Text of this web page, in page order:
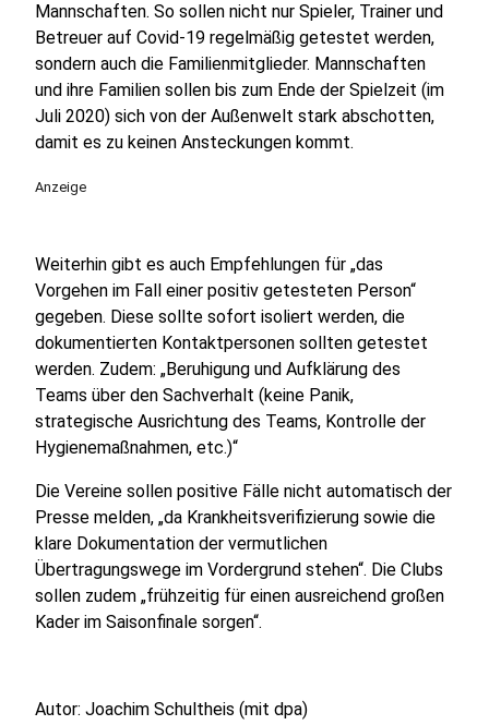
Mannschaften. So sollen nicht nur Spieler, Trainer und
Betreuer auf Covid-19 regelmäßig getestet werden,
sondern auch die Familienmitglieder. Mannschaften
und ihre Familien sollen bis zum Ende der Spielzeit (im
Juli 2020) sich von der Außenwelt stark abschotten,
damit es zu keinen Ansteckungen kommt.
Anzeige
Weiterhin gibt es auch Empfehlungen für „das
Vorgehen im Fall einer positiv getesteten Person“
gegeben. Diese sollte sofort isoliert werden, die
dokumentierten Kontaktpersonen sollten getestet
werden. Zudem: „Beruhigung und Aufklärung des
Teams über den Sachverhalt (keine Panik,
strategische Ausrichtung des Teams, Kontrolle der
Hygienemaßnahmen, etc.)“
Die Vereine sollen positive Fälle nicht automatisch der
Presse melden, „da Krankheitsverifizierung sowie die
klare Dokumentation der vermutlichen
Übertragungswege im Vordergrund stehen“. Die Clubs
sollen zudem „frühzeitig für einen ausreichend großen
Kader im Saisonfinale sorgen“.
Autor: Joachim Schultheis (mit dpa)